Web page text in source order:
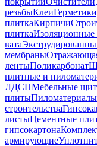
резьбыКлеи
плиткаКирпичи
плиткаИзоляционные
вата
мембраны
лентыПоликарбонат
плитные и
ЛДСПМебельные
плитыПиломатериалы
строительства
листыЦементные
гипсокартона
армирующие